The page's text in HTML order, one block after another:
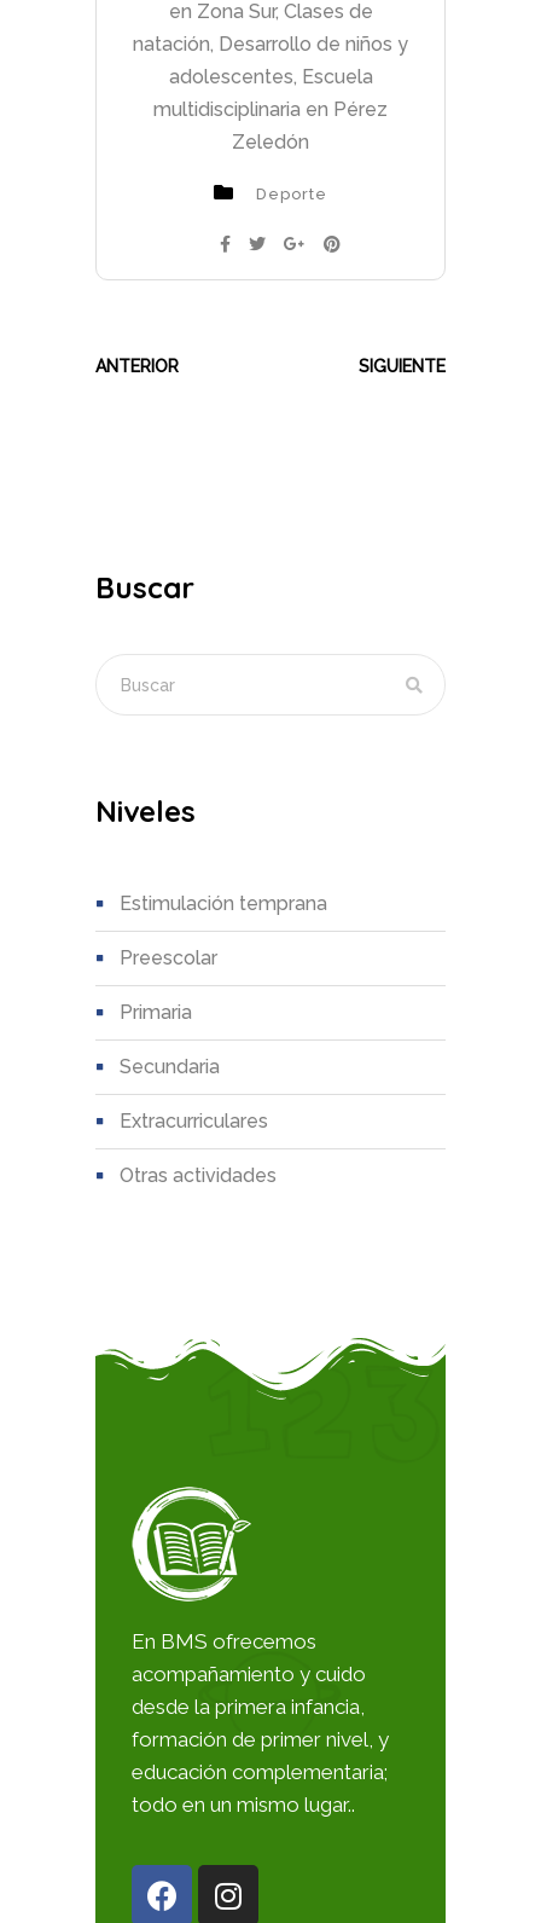
Buscar
Niveles
estimulación temprana
preescolar
primaria
secundaria
extracurriculares
otras actividades
en Zona Sur, Clases de
natación, Desarrollo de niños y
adolescentes, Escuela
multidisciplinaria en Pérez
Zeledón
Deporte
ANTERIOR SIGUIENTE
En BMS ofrecemos
acompañamiento y cuido
desde la primera infancia,
formación de primer nivel, y
educación complementaria;
todo en un mismo lugar..